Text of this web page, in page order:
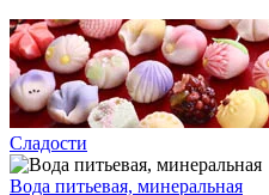
Сладости
Вода питьевая, минеральная